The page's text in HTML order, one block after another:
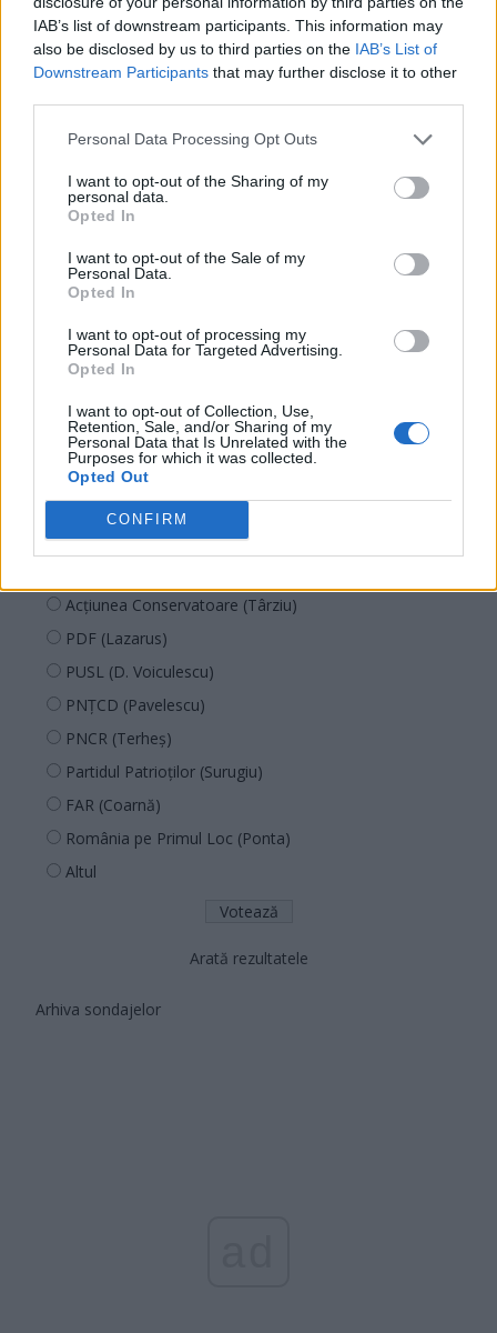
IAB’s list of downstream participants. This information may
also be disclosed by us to third parties on the IAB’s List of
Downstream Participants that may further disclose it to other
Personal Data Processing Opt Outs
I want to opt-out of the Sharing of my
personal data.
Opted In
I want to opt-out of the Sale of my
Personal Data.
Opted In
I want to opt-out of processing my
Personal Data for Targeted Advertising.
Opted In
I want to opt-out of Collection, Use,
Retention, Sale, and/or Sharing of my
Personal Data that Is Unrelated with the
Purposes for which it was collected.
Opted Out
CONFIRM
Sondaj
USR
PNL
AUR
UDMR
PMP (Tomac)
Forța Dreptei (L. Orban)
PNȚMM
REPER
SENS
SOS (Șoșoacă)
POT (Gavrilă)
Acțiunea Conservatoare (Târziu)
PDF (Lazarus)
PUSL (D. Voiculescu)
PNȚCD (Pavelescu)
PNCR (Terheș)
Partidul Patrioților (Surugiu)
FAR (Coarnă)
România pe Primul Loc (Ponta)
Altul
Arată rezultatele
Arhiva sondajelor